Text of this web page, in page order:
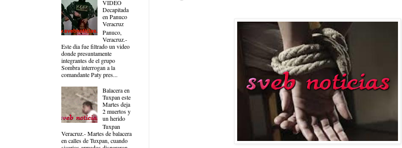
VIDEO
Decapitada
en Panuco
Veracruz
Panuco,
Veracruz.-
Este dia fue filtrado un video
donde presuntamente
integrantes de el grupo
Sombra interrogan a la
comandante Paty pres...
Balacera en
Tuxpan este
Martes deja
2 muertos y
un herido
Tuxpan
Veracruz.- Martes de balacera
en calles de Tuxpan, cuando